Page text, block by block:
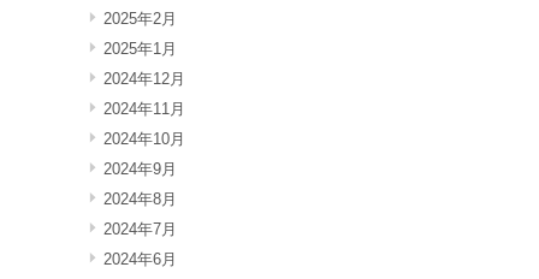
2025年2月
2025年1月
2024年12月
2024年11月
2024年10月
2024年9月
2024年8月
2024年7月
2024年6月